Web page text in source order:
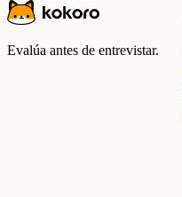
Evalúa antes de entrevistar.